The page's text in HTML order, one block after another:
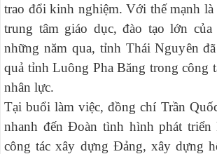
trao đổi kinh nghiệm. Với thế mạnh
trung tâm giáo dục, đào tạo lớn
những năm qua, tỉnh Thái Nguyên
quả tỉnh Luông Pha Băng trong công
nhân lực.
Tại buổi làm việc, đồng chí Trần
nhanh đến Đoàn tình hình phát
công tác xây dựng Đảng, xây dựng